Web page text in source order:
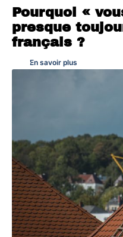
Pourquoi «
presque
français ?
En savoir plus